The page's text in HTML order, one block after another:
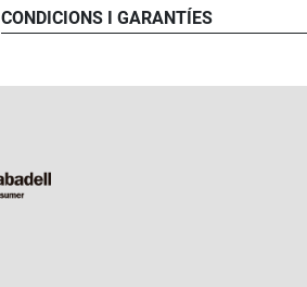
CONDICIONS I GARANTÍES